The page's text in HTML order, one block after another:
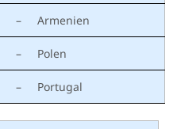
– Armenien
– Polen
– Portugal